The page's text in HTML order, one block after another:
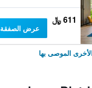
611 ﷼
عرض الصفقة
الموصى بها